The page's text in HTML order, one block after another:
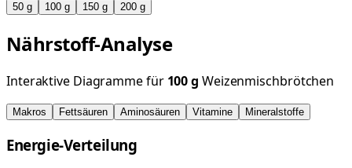
50 g 100 g 150 g 200 g
Nährstoff-Analyse
Interaktive Diagramme für 100g Weizenmischbrötchen
Makros Fettsäuren Aminosäuren Vitamine Mineralstoffe
Energie-Verteilung